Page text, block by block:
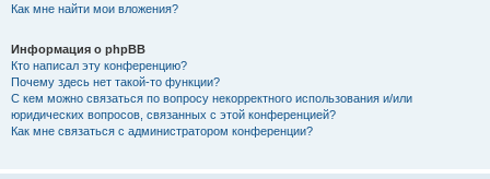
Как мне найти мои вложения?
Информация о phpBB
Кто написал эту конференцию?
Почему здесь нет такой-то функции?
С кем можно связаться по вопросу некорректного использования и/или
юридических вопросов, связанных с этой конференцией?
Как мне связаться с администратором конференции?